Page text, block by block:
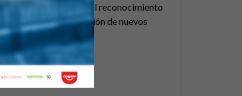
que permiten el reconocimiento
y la generación de nuevos